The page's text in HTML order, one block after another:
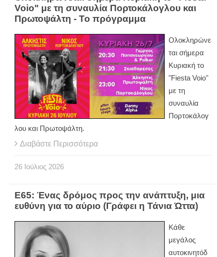
Voio" με τη συναυλία Πορτοκάλογλου και
Πρωτοψάλτη - Το πρόγραμμα
Ολοκληρώνε
ται σήμερα
Κυριακή το
"Fiesta Voio"
με τη
συναυλία
Πορτοκάλογ
λου και Πρωτοψάλτη.
Διαβάστε Περισσότερα
26 Ιούλιος 2026
Ε65: Ένας δρόμος προς την ανάπτυξη, μια
ευθύνη για το αύριο (Γράφει η Τάνια Ώττα)
Κάθε
μεγάλος
αυτοκινητόδ